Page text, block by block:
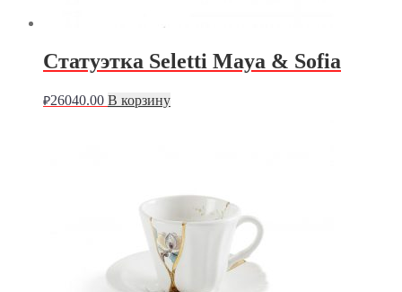
Статуэтка Seletti Maya & Sofia
₽26040.00 В корзину